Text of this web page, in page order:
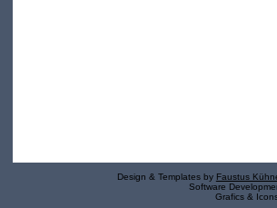
Design & Templates by Faustus
Software
Grafics &